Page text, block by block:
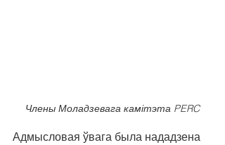
Члены Моладзевага камітэта PERC
Адмысловая ўвага была нададзена